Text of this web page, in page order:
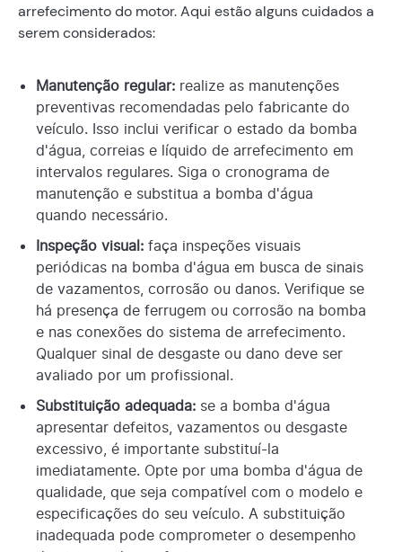
arrefecimento do motor. Aqui estão alguns cuidados a
serem considerados:
Manutenção regular: realize as manutenções
preventivas recomendadas pelo fabricante do
veículo. Isso inclui verificar o estado da bomba
d'água, correias e líquido de arrefecimento em
intervalos regulares. Siga o cronograma de
manutenção e substitua a bomba d'água
quando necessário.
Inspeção visual: faça inspeções visuais
periódicas na bomba d'água em busca de sinais
de vazamentos, corrosão ou danos. Verifique se
há presença de ferrugem ou corrosão na bomba
e nas conexões do sistema de arrefecimento.
Qualquer sinal de desgaste ou dano deve ser
avaliado por um profissional.
Substituição adequada: se a bomba d'água
apresentar defeitos, vazamentos ou desgaste
excessivo, é importante substituí-la
imediatamente. Opte por uma bomba d'água de
qualidade, que seja compatível com o modelo e
especificações do seu veículo. A substituição
inadequada pode comprometer o desempenho